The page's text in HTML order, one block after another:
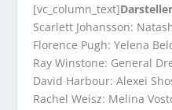
[vc_column_text]
Scarlett Johansson:
Florence Pugh: Yelena
Ray Winstone: General
David Harbour: Alexei
Rachel Weisz: Melina